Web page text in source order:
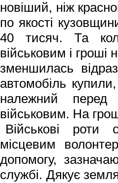
новіший, ніж
по якості
40 тисяч. Та
військовим і
зменшилась
автомобіль
належний перед
військовим. На
Військові роти
місцевим
допомогу,
службі. Дякує